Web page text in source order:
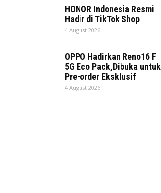
HONOR Indonesia Resmi
Hadir di TikTok Shop
4 August 2026
OPPO Hadirkan Reno16 F
5G Eco Pack,Dibuka untuk
Pre-order Eksklusif
4 August 2026